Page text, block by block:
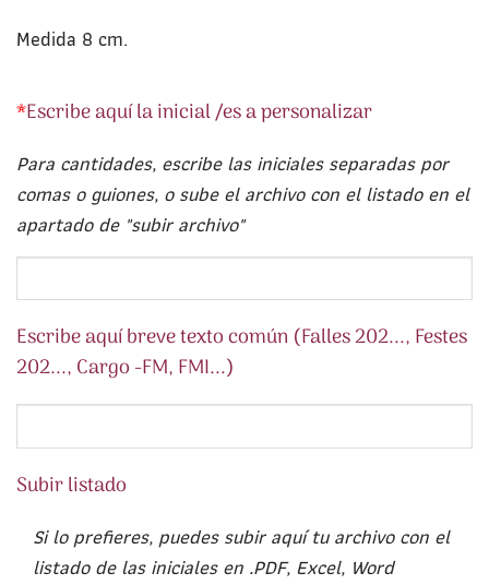
Medida 8 cm.
*Escribe aquí la inicial /es a personalizar
Para cantidades, escribe las iniciales separadas por
comas o guiones, o sube el archivo con el listado en el
apartado de "subir archivo"
Escribe aquí breve texto común (Falles 202..., Festes
202..., Cargo -FM, FMI...)
Subir listado
Si lo prefieres, puedes subir aquí tu archivo con el
listado de las iniciales en .PDF, Excel, Word